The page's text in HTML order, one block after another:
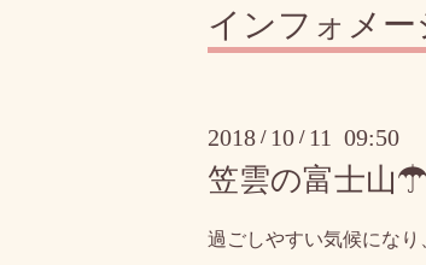
インフォメー
2018 / 10 / 11 09:50
笠雲の富士山☂
過ごしやすい気候になり